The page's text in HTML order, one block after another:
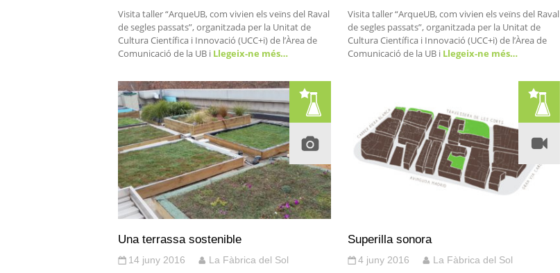
Visita taller “ArqueUB, com vivien els veïns del Raval
de segles passats”, organitzada per la Unitat de
Cultura Científica i Innovació (UCC+i) de l’Àrea de
Comunicació de la UB i Llegeix-ne més…
Visita taller “ArqueUB, com vivien els veïns del Raval
de segles passats”, organitzada per la Unitat de
Cultura Científica i Innovació (UCC+i) de l’Àrea de
Comunicació de la UB iLlegeix-ne més…
Una terrassa sostenible
14 juny 2016 La Fàbrica del Sol
Superilla sonora
4 juny 2016 La Fàbrica del Sol